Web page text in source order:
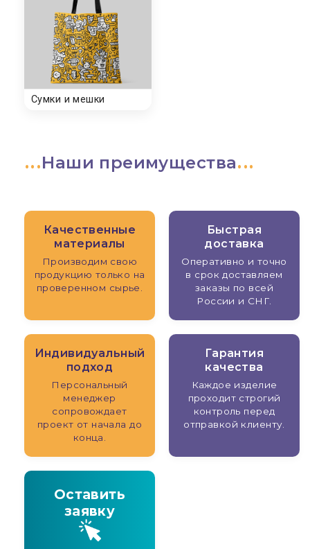
Наши преимущества
Качественные
материалы
Производим свою
продукцию только на
проверенном сырье.
Быстрая
доставка
Оперативно и точно
в срок доставляем
заказы по всей
России и СНГ.
Индивидуальный
подход
Персональный
менеджер
сопровождает
проект от начала до
конца.
Гарантия
качества
Каждое изделие
проходит строгий
контроль перед
отправкой клиенту.
Оставить
заявку